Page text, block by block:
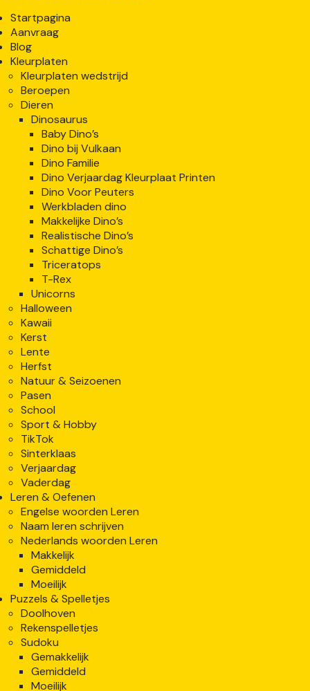
Startpagina
Aanvraag
Blog
Kleurplaten
Kleurplaten wedstrijd
Beroepen
Dieren
Dinosaurus
Baby Dino’s
Dino bij Vulkaan
Dino Familie
Dino Verjaardag Kleurplaat Printen
Dino Voor Peuters
Werkbladen dino
Makkelijke Dino’s
Realistische Dino’s
Schattige Dino’s
Triceratops
T-Rex
Unicorns
Halloween
Kawaii
Kerst
Lente
Herfst
Natuur & Seizoenen
Pasen
School
Sport & Hobby
TikTok
Sinterklaas
Verjaardag
Vaderdag
Leren & Oefenen
Engelse woorden Leren
Naam leren schrijven
Nederlands woorden Leren
Makkelijk
Gemiddeld
Moeilijk
Puzzels & Spelletjes
Doolhoven
Rekenspelletjes
Sudoku
Gemakkelijk
Gemiddeld
Moeilijk